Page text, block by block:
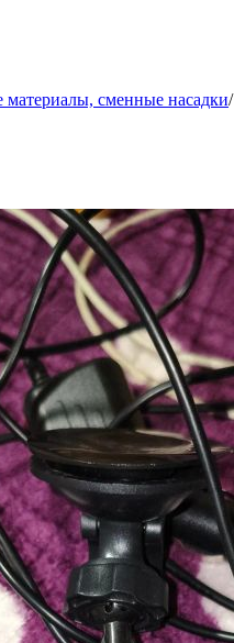
материалы, сменные насадки/